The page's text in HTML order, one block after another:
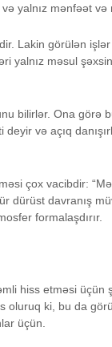
yalnız mənfəət və
Lakin görülən işlər
yalnız məsul
bilirlər. Ona görə
və açıq
çox vacibdir:
dürüst davranış
formalaşdırır.
hiss etməsi üçün
oluruq ki, bu da
üçün.